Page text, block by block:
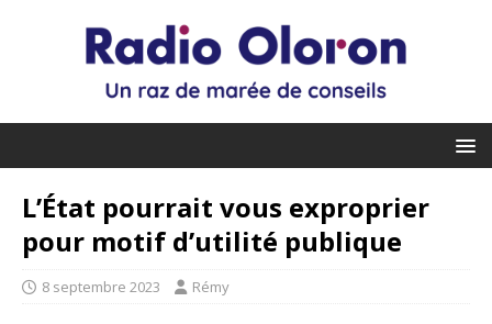
L’État pourrait vous exproprier
pour motif d’utilité publique
8 septembre 2023 Rémy